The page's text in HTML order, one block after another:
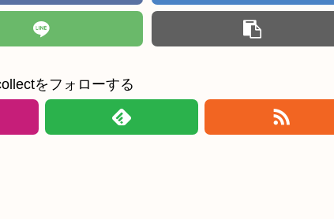
をフォローする